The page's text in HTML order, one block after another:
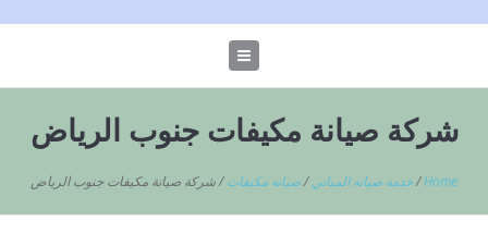
شركة صيانة مكيفات جنوب الرياض
Home
/خدمه صيانه المباني /صيانه مكيفات /شركة صيانة مكيفات جنوب الرياض